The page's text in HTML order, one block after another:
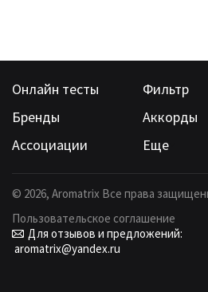
Онлайн тесты Фильтр
Бренды
Аккорды
Ассоциации
Еще
© 2026, Aromatrix Все права
Пользовательское соглашение
Для отзывов и предложений:
aromatrix@yandex.ru